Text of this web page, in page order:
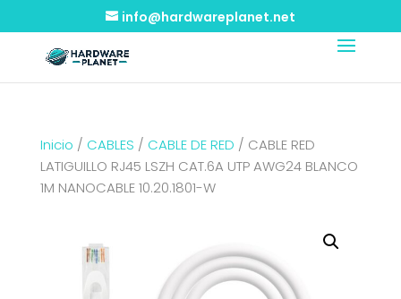
info@hardwareplanet.net
Inicio / CABLES / CABLE DE RED / CABLE RED
LATIGUILLO RJ45 LSZH CAT.6A UTP AWG24 BLANCO
1M NANOCABLE 10.20.1801-W